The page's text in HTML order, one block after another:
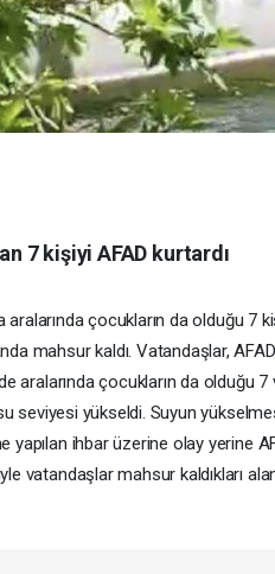
7 kişiyi AFAD kurtardı
aralarında çocukların da olduğu 7
mahsur kaldı. Vatandaşlar,
aralarında çocukların da olduğu 7
seviyesi yükseldi. Suyun
yapılan ihbar üzerine olay yerine
vatandaşlar mahsur kaldıkları